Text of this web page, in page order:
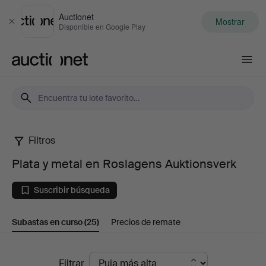
Cerrar
Auctionet
Disponible en Google Play Mostrar
Plata
metal
en
Filtros
Plata y metal en Roslagens Auktionsverk
Suscribir búsqueda
Subastas en curso(25) Precios de remate
SubastasFiltrar